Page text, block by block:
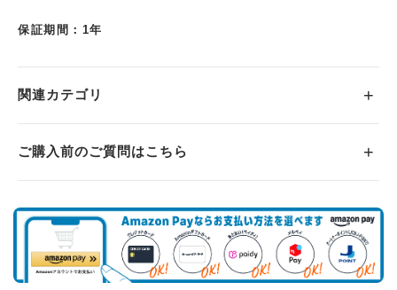
保証期間：1年
関連カテゴリ
ご購入前のご質問はこちら